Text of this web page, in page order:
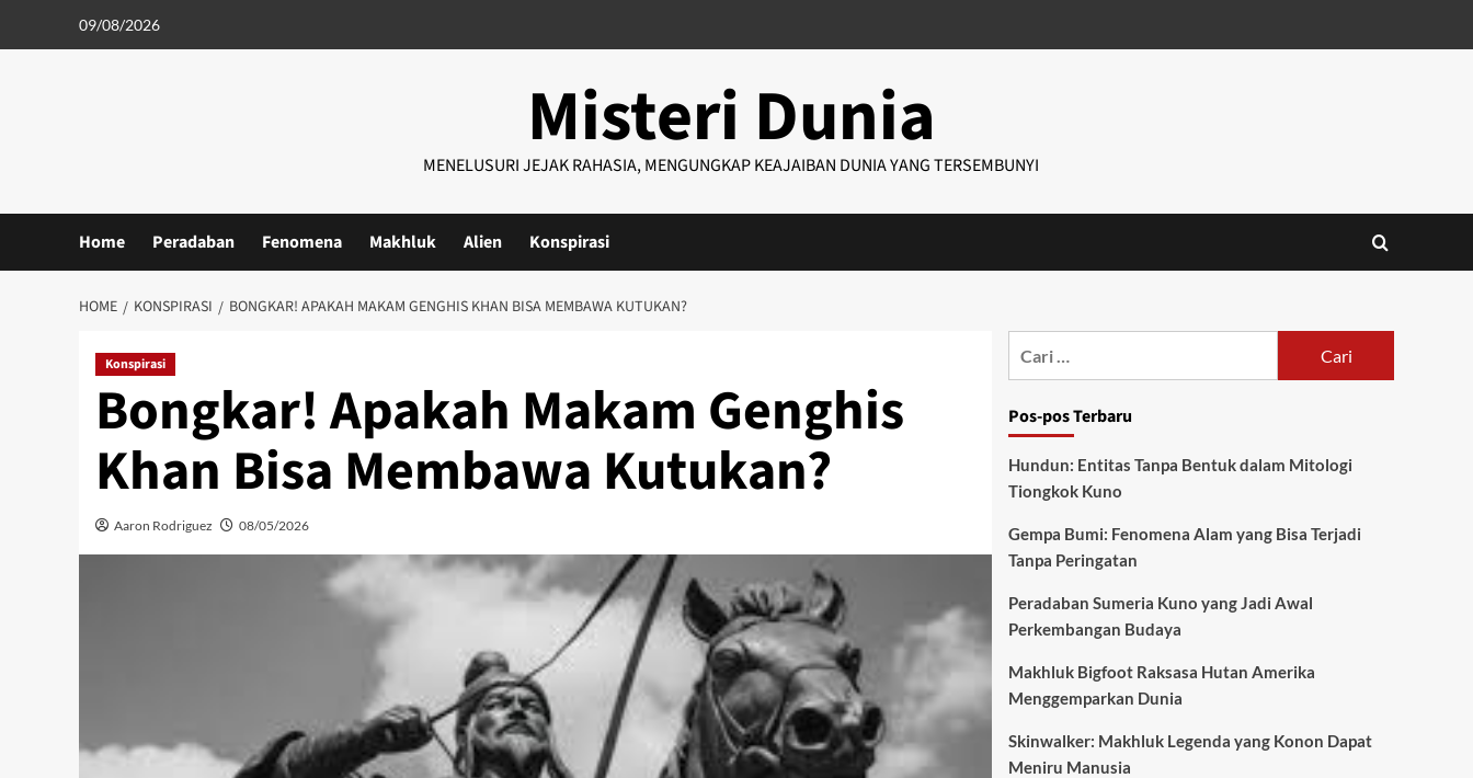
09/08/2026
Misteri Dunia
MENELUSURI JEJAK RAHASIA, MENGUNGKAP KEAJAIBAN DUNIA YANG TERSEMBUNYI
Home Peradaban Fenomena Makhluk Alien Konspirasi
HOME KONSPIRASI BONGKAR! APAKAH MAKAM GENGHIS KHAN BISA MEMBAWA KUTUKAN?
Konspirasi
Bongkar! Apakah Makam Genghis
Khan Bisa Membawa Kutukan?
Aaron Rodriguez 08/05/2026
Pos-pos Terbaru
Hundun: Entitas Tanpa Bentuk dalam Mitologi
Tiongkok Kuno
Gempa Bumi: Fenomena Alam yang Bisa Terjadi
Tanpa Peringatan
Peradaban Sumeria Kuno yang Jadi Awal
Perkembangan Budaya
Makhluk Bigfoot Raksasa Hutan Amerika
Menggemparkan Dunia
Skinwalker: Makhluk Legenda yang Konon Dapat
Meniru Manusia